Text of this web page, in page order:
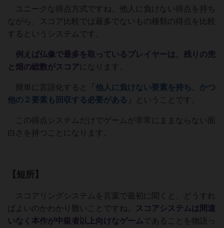
ユニークな得点方式ですね。他人に負けない得点を持ち
ながら、スコア比較では最多でないもの種類の得点を比較
するというシステムです。
例えば仏像で最多を取っているプレイヤーは、残りの兜
と畑の総数がスコアになります。
簡単に言語化すると
「他人に負けない要素を持ち、かつ
他の２要素も回収する必要がある」
ということです。
この得点システムだけでゲームが非常にままならない面
白さを持つことになります。
【短所】
スコアリングシステムを言葉で最初に聞くと、どうすれ
ばよいのかわかり難いことですね。
スコアシステムは間違
いなく本作が中級者以上向けなゲームであることを物語っ